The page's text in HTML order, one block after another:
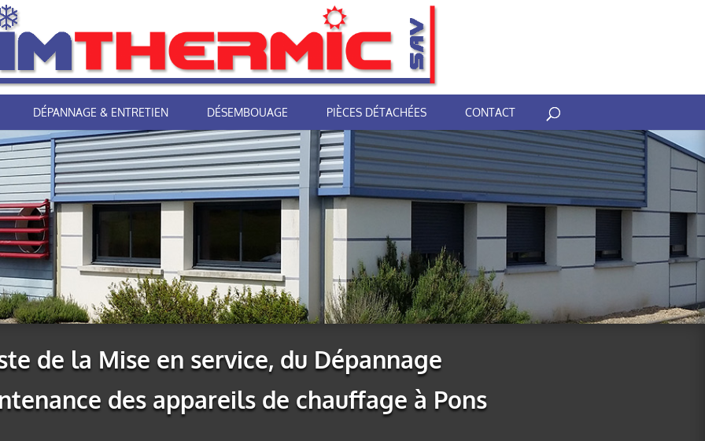
DÉPANNAGE & ENTRETIEN DÉSEMBOUAGE PIÈCES DÉTACHÉES CONTACT
boite à outils SAV »
de la Mise en service, du Dépannage
des appareils de chauffage à Pons